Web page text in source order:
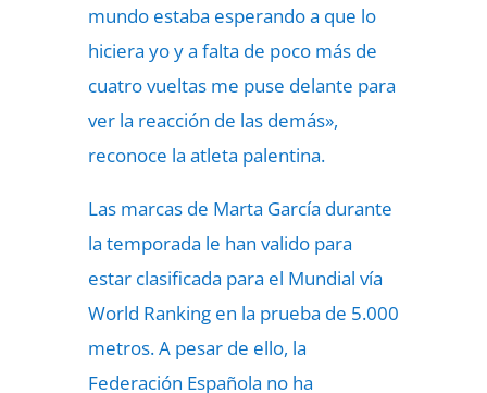
mundo estaba esperando a que lo
hiciera yo y a falta de poco más de
cuatro vueltas me puse delante para
ver la reacción de las demás»,
reconoce la atleta palentina.
Las marcas de Marta García durante
la temporada le han valido para
estar clasificada para el Mundial vía
World Ranking en la prueba de 5.000
metros. A pesar de ello, la
Federación Española no ha